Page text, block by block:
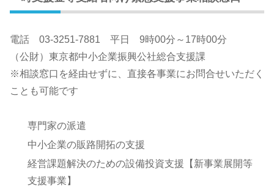
電話 03-3251-7881 平日 9時00分～17時00分
（公財）東京都中小企業振興公社総合支援課
※相談窓口を経由せずに、直接各事業にお問合せいただく
ことも可能です
専門家の派遣
中小企業の販路開拓の支援
経営課題解決のための設備投資支援【新事業展開等
支援事業】